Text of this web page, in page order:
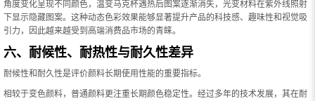
角度变化呈现不同颜色，温变马克杯遇热后图案逐渐消失，光变材料在紫外线照射
下显示隐藏图案。这种动态色彩效果能够显著提升产品的科技感、趣味性和视觉吸
引力，因此越来越受到高端消费品市场的青睐。
六、耐候性、耐热性与耐久性差异
耐候性和耐久性是评价颜料长期使用性能的重要指标。
相较于变色颜料，普通颜料更注重长期颜色稳定性。经过多年的技术发展，其在耐